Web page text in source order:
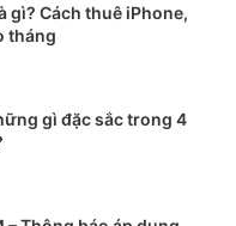
niêm yết từ 22,29 triệu
dung lượng bộ nhớ 64
đến 16,99 triệu đồng
gì? Cách thuê iPhone,
tháng
gì đặc sắc trong 4